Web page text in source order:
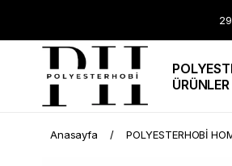
ÜRÜNLER
Anasayfa POLYESTERHOBİ